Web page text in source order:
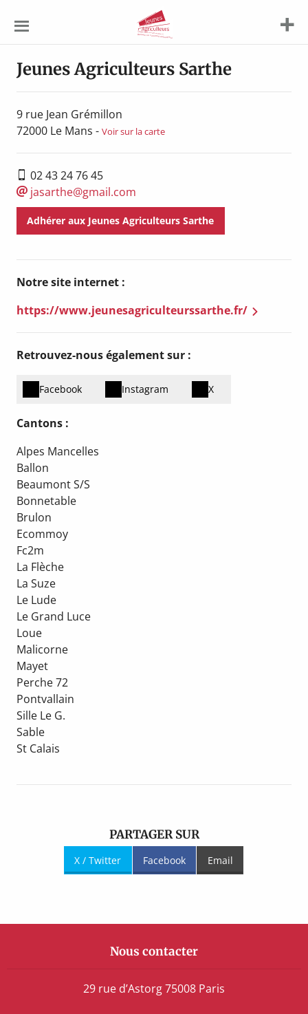
Agriculteurs
Jeunes Agriculteurs Sarthe
9 rue Jean Grémillon
72000 Le Mans - Voir sur la carte
02 43 24 76 45
jasarthe@gmail.com
Adhérer aux Jeunes Agriculteurs Sarthe
Notre site internet :
https://www.jeunesagriculteurssarthe.fr/
Retrouvez-nous également sur :
Facebook Instagram X
Cantons :
Alpes Mancelles
Ballon
Beaumont S/S
Bonnetable
Brulon
Ecommoy
Fc2m
La Flèche
La Suze
Le Lude
Le Grand Luce
Loue
Malicorne
Mayet
Perche 72
Pontvallain
Sille Le G.
Sable
St Calais
PARTAGER SUR
X / Twitter Facebook Email
Nous contacter
29 rue d’Astorg 75008 Paris